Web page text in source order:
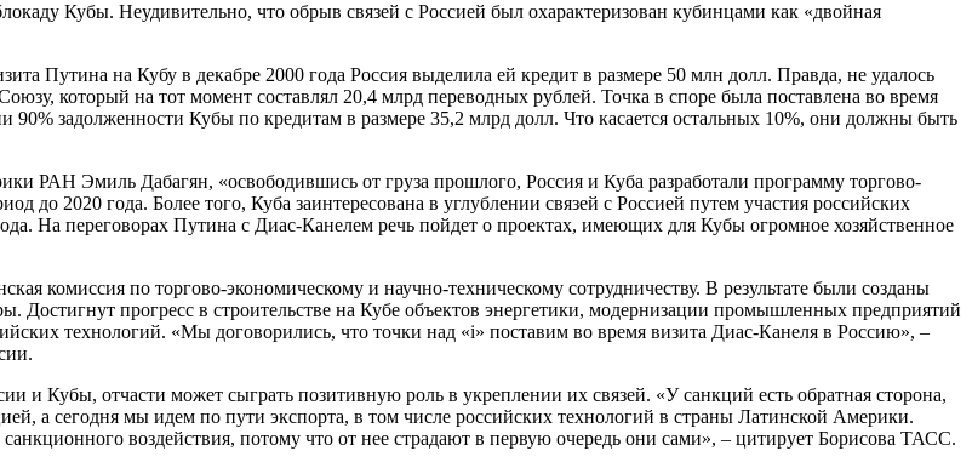
Кубы. Неудивительно, что обрыв связей с Россией был охарактеризован кубинцами как «двойная
Путина на Кубу в декабре 2000 года Россия выделила ей кредит в размере 50 млн долл. Правда, не удалось
который на тот момент составлял 20,4 млрд переводных рублей. Точка в споре была поставлена во время
задолженности Кубы по кредитам в размере 35,2 млрд долл. Что касается остальных 10%, они должны быть
РАН Эмиль Дабагян, «освободившись от груза прошлого, Россия и Куба разработали программу торгово-
до 2020 года. Более того, Куба заинтересована в углублении связей с Россией путем участия российских
На переговорах Путина с Диас-Канелем речь пойдет о проектах, имеющих для Кубы огромное хозяйственное
комиссия по торгово-экономическому и научно-техническому сотрудничеству. В результате были созданы
Достигнут прогресс в строительстве на Кубе объектов энергетики, модернизации промышленных предприятий
технологий. «Мы договорились, что точки над «i» поставим во время визита Диас-Канеля в Россию», –
и Кубы, отчасти может сыграть позитивную роль в укреплении их связей. «У санкций есть обратная сторона,
а сегодня мы идем по пути экспорта, в том числе российских технологий в страны Латинской Америки.
воздействия, потому что от нее страдают в первую очередь они сами», – цитирует Борисова ТАСС.